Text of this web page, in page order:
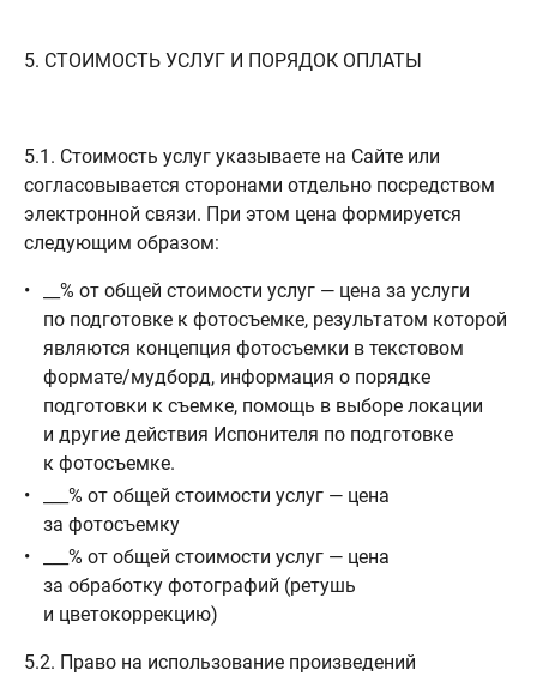
5. СТОИМОСТЬ УСЛУГ И ПОРЯДОК ОПЛАТЫ
5.1. Стоимость услуг указываете на Сайте или
согласовывается сторонами отдельно посредством
электронной связи. При этом цена формируется
следующим образом:
__% от общей стоимости услуг — цена за услуги
по подготовке к фотосъемке, результатом которой
являются концепция фотосъемки в текстовом
формате/мудборд, информация о порядке
подготовки к съемке, помощь в выборе локации
и другие действия Испонителя по подготовке
к фотосъемке.
___% от общей стоимости услуг — цена
за фотосъемку
___% от общей стоимости услуг — цена
за обработку фотографий (ретушь
и цветокоррекцию)
5.2. Право на использование произведений